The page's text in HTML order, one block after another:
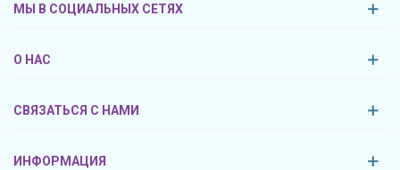
МЫ В СОЦИАЛЬНЫХ СЕТЯХ
О НАС
СВЯЗАТЬСЯ С НАМИ
ИНФОРМАЦИЯ